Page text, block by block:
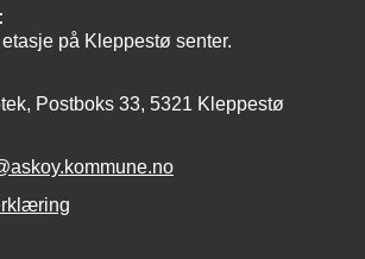
på Kleppestø senter.
Postboks 33, 5321 Kleppestø